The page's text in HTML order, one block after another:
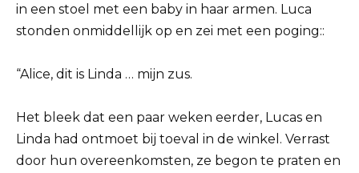
in een stoel met een baby in haar armen. Luca
stonden onmiddellijk op en zei met een poging::
“Alice, dit is Linda … mijn zus.
Het bleek dat een paar weken eerder, Lucas en
Linda had ontmoet bij toeval in de winkel. Verrast
door hun overeenkomsten, ze begon te praten en